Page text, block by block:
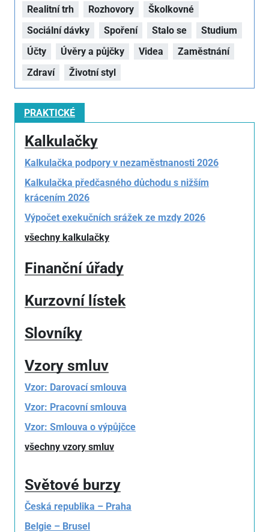
Realitní trh
Rozhovory
Školkovné
Sociální dávky
Spoření Stalo se
Studium
Účty
Úvěry a půjčky Videa
Zaměstnání
Zdraví
Životní styl
PRAKTICKÉ
Kalkulačky
Kalkulačka podpory v nezaměstnanosti 2026
Kalkulačka předčasného důchodu s nižším
krácením 2026
Výpočet exekučních srážek ze mzdy 2026
všechny kalkulačky
Finanční úřady
Kurzovní lístek
Slovníky
Vzory smluv
Vzor: Darovací smlouva
Vzor: Pracovní smlouva
Vzor: Smlouva o výpůjčce
všechny vzory smluv
Světové burzy
Česká republika – Praha
Belgie – Brusel